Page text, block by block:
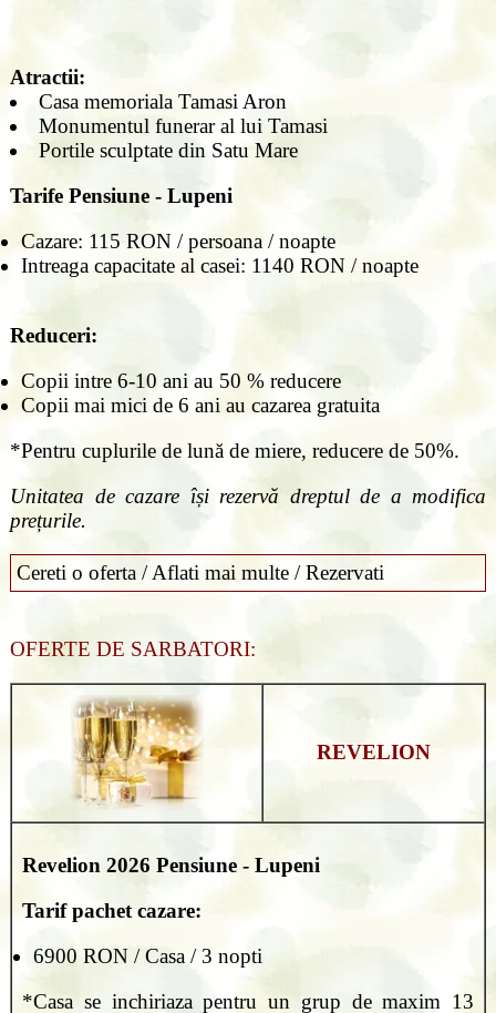
Atractii:
Casa memoriala Tamasi Aron
Monumentul funerar al lui Tamasi
Portile sculptate din Satu Mare
Tarife Pensiune - Lupeni
Cazare: 115 RON / persoana / noapte
Intreaga capacitate al casei: 1140 RON / noapte
Reduceri:
Copii intre 6-10 ani au 50 % reducere
Copii mai mici de 6 ani au cazarea gratuita
*Pentru cuplurile de lună de miere, reducere de 50%.
Unitatea de cazare își rezervă dreptul de a modifica
prețurile.
Cereti o oferta / Aflati mai multe / Rezervati
OFERTE DE SARBATORI:
REVELION
Revelion 2026 Pensiune - Lupeni
Tarif pachet cazare:
6900 RON / Casa / 3 nopti
*Casa se inchiriaza pentru un grup de maxim 13